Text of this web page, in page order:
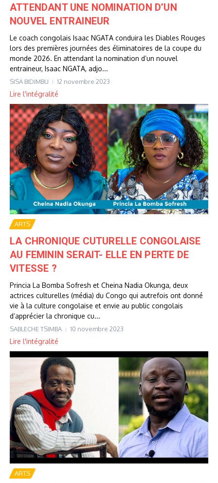
ATTENDANT UNE NOMINATION D’UN
NOUVEL ENTRAINEUR
Le coach congolais Isaac NGATA conduira les Diables Rouges
lors des premières journées des éliminatoires de la coupe du
monde 2026. En attendant la nomination d’un nouvel
entraineur, Isaac NGATA, adjo...
SISA BIDIMBU 12 novembre 2023
Lire l'intégralité
ARTS
LA CHRONIQUE CUTURELLE CONGOLAISE
AU FEMININ SERAIT- ELLE EN PERTE DE
VITESSE ?
Princia La Bomba Sofresh et Cheina Nadia Okunga, deux
actrices culturelles (média) du Congo qui autrefois ont donné
vie à la culture congolaise et envie au public congolais
d’apprécier la chronique cu...
SABLECHE TSIMBA 10 novembre 2023
Lire l'intégralité
ARTS